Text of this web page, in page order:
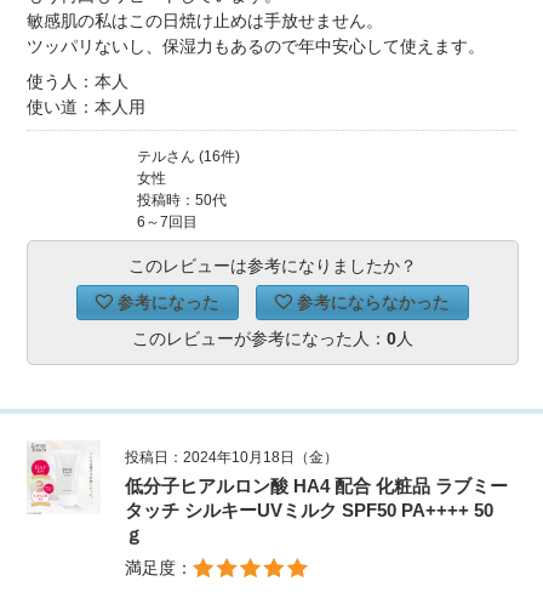
敏感肌の私はこの日焼け止めは手放せません。
ツッパリないし、保湿力もあるので年中安心して使えます。
使う人：本人
使い道：本人用
テルさん (16件)
女性
投稿時：50代
6～7回目
このレビューは参考になりましたか？
参考になった
参考にならなかった
このレビューが参考になった人： 0人
投稿日：2024年10月18日（金）
低分子ヒアルロン酸 HA4 配合 化粧品 ラブミー
タッチ シルキーUVミルク SPF50 PA++++ 50
ｇ
満足度：